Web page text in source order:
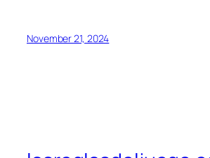
November 21, 2024